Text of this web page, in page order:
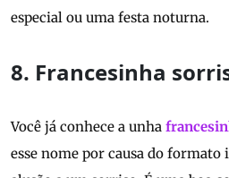
especial ou uma festa noturna.
8. Francesinha
Você já conhece a unha
esse nome por causa do